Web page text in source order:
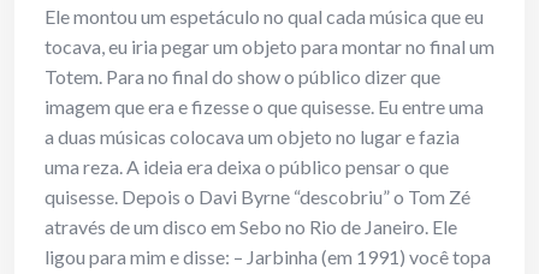
Ele montou um espetáculo no qual cada música que eu
tocava, eu iria pegar um objeto para montar no final um
Totem. Para no final do show o público dizer que
imagem que era e fizesse o que quisesse. Eu entre uma
a duas músicas colocava um objeto no lugar e fazia
uma reza. A ideia era deixa o público pensar o que
quisesse. Depois o Davi Byrne “descobriu” o Tom Zé
através de um disco em Sebo no Rio de Janeiro. Ele
ligou para mim e disse: – Jarbinha (em 1991) você topa